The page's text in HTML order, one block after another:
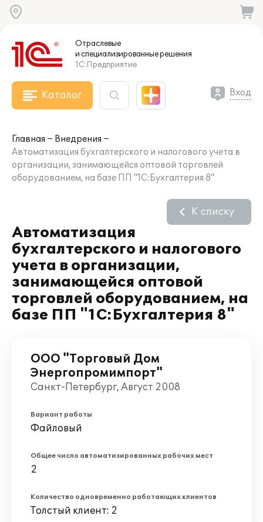
Отраслевые
и специализированныерешения
1С:Предприятие
Каталог Вход
Главная
Внедрения
Автоматизация бухгалтерского и налогового учета в
организации, занимающейся оптовой торговлей
оборудованием, на базе ПП "1С:Бухгалтерия 8"
Автоматизация
бухгалтерского и налогового
учета в организации,
занимающейся оптовой
торговлей оборудованием, на
базе ПП "1С:Бухгалтерия 8"
К списку
ООО "Торговый Дом
Энергопромимпорт"
Санкт-Петербург, Август 2008
Вариант работы
Файловый
Общее число автоматизированных рабочих мест
2
Количество одновременно работающих клиентов
Толстый клиент: 2